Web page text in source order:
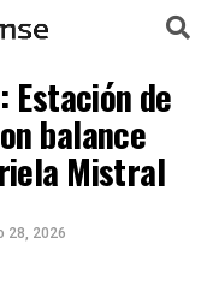
de
balance
Mistral
28, 2026